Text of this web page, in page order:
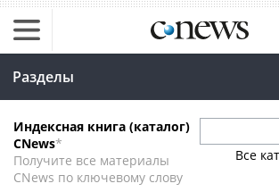
Разделы
Индексная книга (каталог)
CNews*
Получите все материалы
CNews по ключевому слову
Все